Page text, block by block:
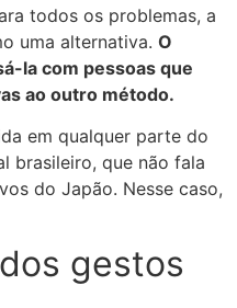
todos os problemas, a
uma alternativa. O
la com pessoas que
ao outro método.
em qualquer parte do
brasileiro, que não fala
do Japão. Nesse caso,
gestos